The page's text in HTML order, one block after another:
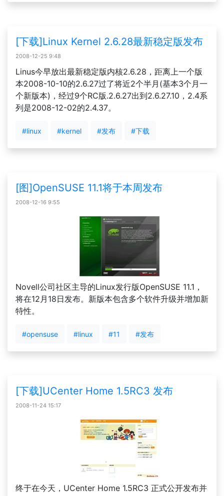
[下载]Linux Kernel 2.6.28最新稳定版发布
2008-12-25 9:48
Linus今早放出最新稳定版内核2.6.28，距离上一个版
本2008-10-10的2.6.27过了将近2个半月(基本3个月一
个新版本)，经过9个RC版.2.6.27出到2.6.27.10，2.4系
列是2008-12-02的2.4.37。
#linux #kernel #发布 #下载
[图]OpenSUSE 11.1将于本周发布
2008-12-16 9:55
Novell公司社区主导的Linux发行版OpenSUSE 11.1，
将在12月18日发布。新版本包含多个软件升级并增加新
特性。
#opensuse #linux #11 #发布
[下载]UCenter Home 1.5RC3 发布
2008-11-24 15:17
终于在今天，UCenter Home 1.5RC3 正式公开发布并